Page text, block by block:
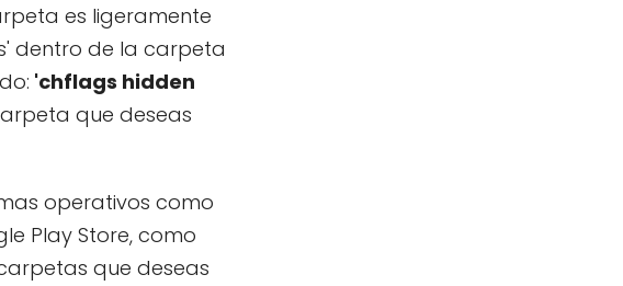
es ligeramente
dentro de la carpeta
'chflags hidden
que deseas
operativos como
Play Store, como
que deseas